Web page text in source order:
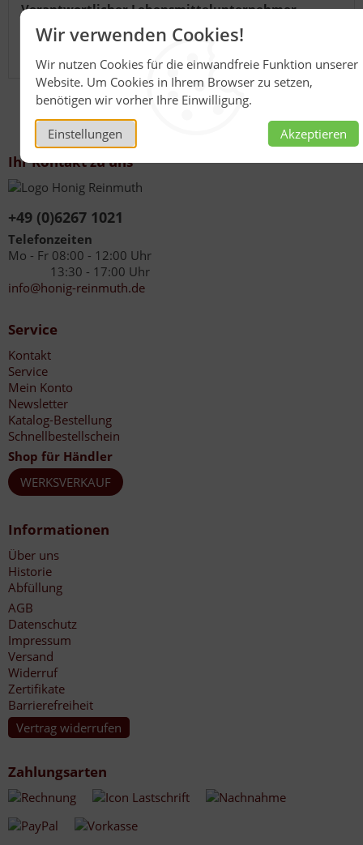
Wir verwenden Cookies!
Wir nutzen Cookies für die einwandfreie Funktion unserer
Website. Um Cookies in Ihrem Browser zu setzen,
benötigen wir vorher Ihre Einwilligung.
Einstellungen Akzeptieren
Verantwortlicher Lebensmittelunternehmer
Honig Reinmuth Heinrich Reinmuth GmbH & Co.
Imkerweg 2
74821 Mosbach
Ihr Kontakt zu uns
+49 (0)6267 1021
Telefonzeiten
Mo - Fr 08:00 - 12:00 Uhr
13:30 - 17:00 Uhr
info@honig-reinmuth.de
Service
Kontakt
Service
Mein Konto
Newsletter
Katalog-Bestellung
Schnellbestellschein
Shop für Händler
WERKSVERKAUF
Informationen
Über uns
Historie
Abfüllung
AGB
Datenschutz
Impressum
Versand
Widerruf
Zertifikate
Barrierefreiheit
Vertrag widerrufen
Zahlungsarten